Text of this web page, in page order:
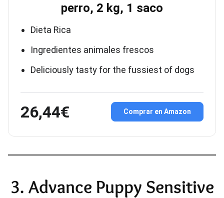
perro, 2 kg, 1 saco
Dieta Rica
Ingredientes animales frescos
Deliciously tasty for the fussiest of dogs
26,44€ Comprar en Amazon
3. Advance Puppy Sensitive